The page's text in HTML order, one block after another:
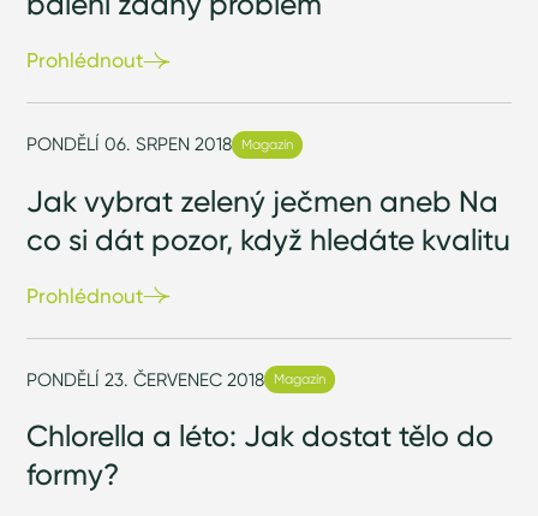
Prohlédnout
PONDĚLÍ 06. SRPEN 2018 Magazín
Jak vybrat zelený ječmen aneb Na
co si dát pozor, když hledáte kvalitu
Prohlédnout
PONDĚLÍ 23. ČERVENEC 2018 Magazín
Chlorella a léto: Jak dostat tělo do
formy?